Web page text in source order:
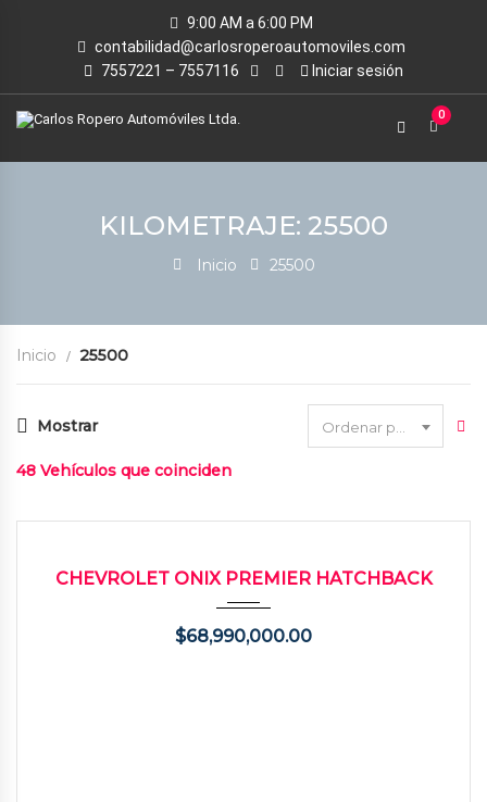
9:00 AM a 6:00 PM
contabilidad@carlosroperoautomoviles.com
7557221 – 7557116
Iniciar sesión
0
KILOMETRAJE: 25500
Inicio 25500
Inicio 25500
Mostrar
48 Vehículos que coinciden
CHEVROLET ONIX PREMIER HATCHBACK
$68,990,000.00